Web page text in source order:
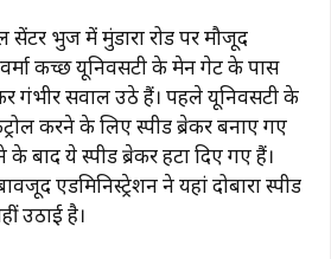
भुज में मुंडारा रोड पर मौजूद
कच्छ यूनिवर्सिटी के मेन गेट के पास
गंभीर सवाल उठे हैं। पहले यूनिवर्सिटी के
करने के लिए स्पीड ब्रेकर बनाए गए
ये स्पीड ब्रेकर हटा दिए गए हैं।
एडमिनिस्ट्रेशन ने यहां दोबारा स्पीड
उठाई है।